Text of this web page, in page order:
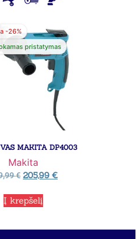
-26%
pristatymas
MAKITA DP4003
Makita
€ 205,99 €
Į krepšelį